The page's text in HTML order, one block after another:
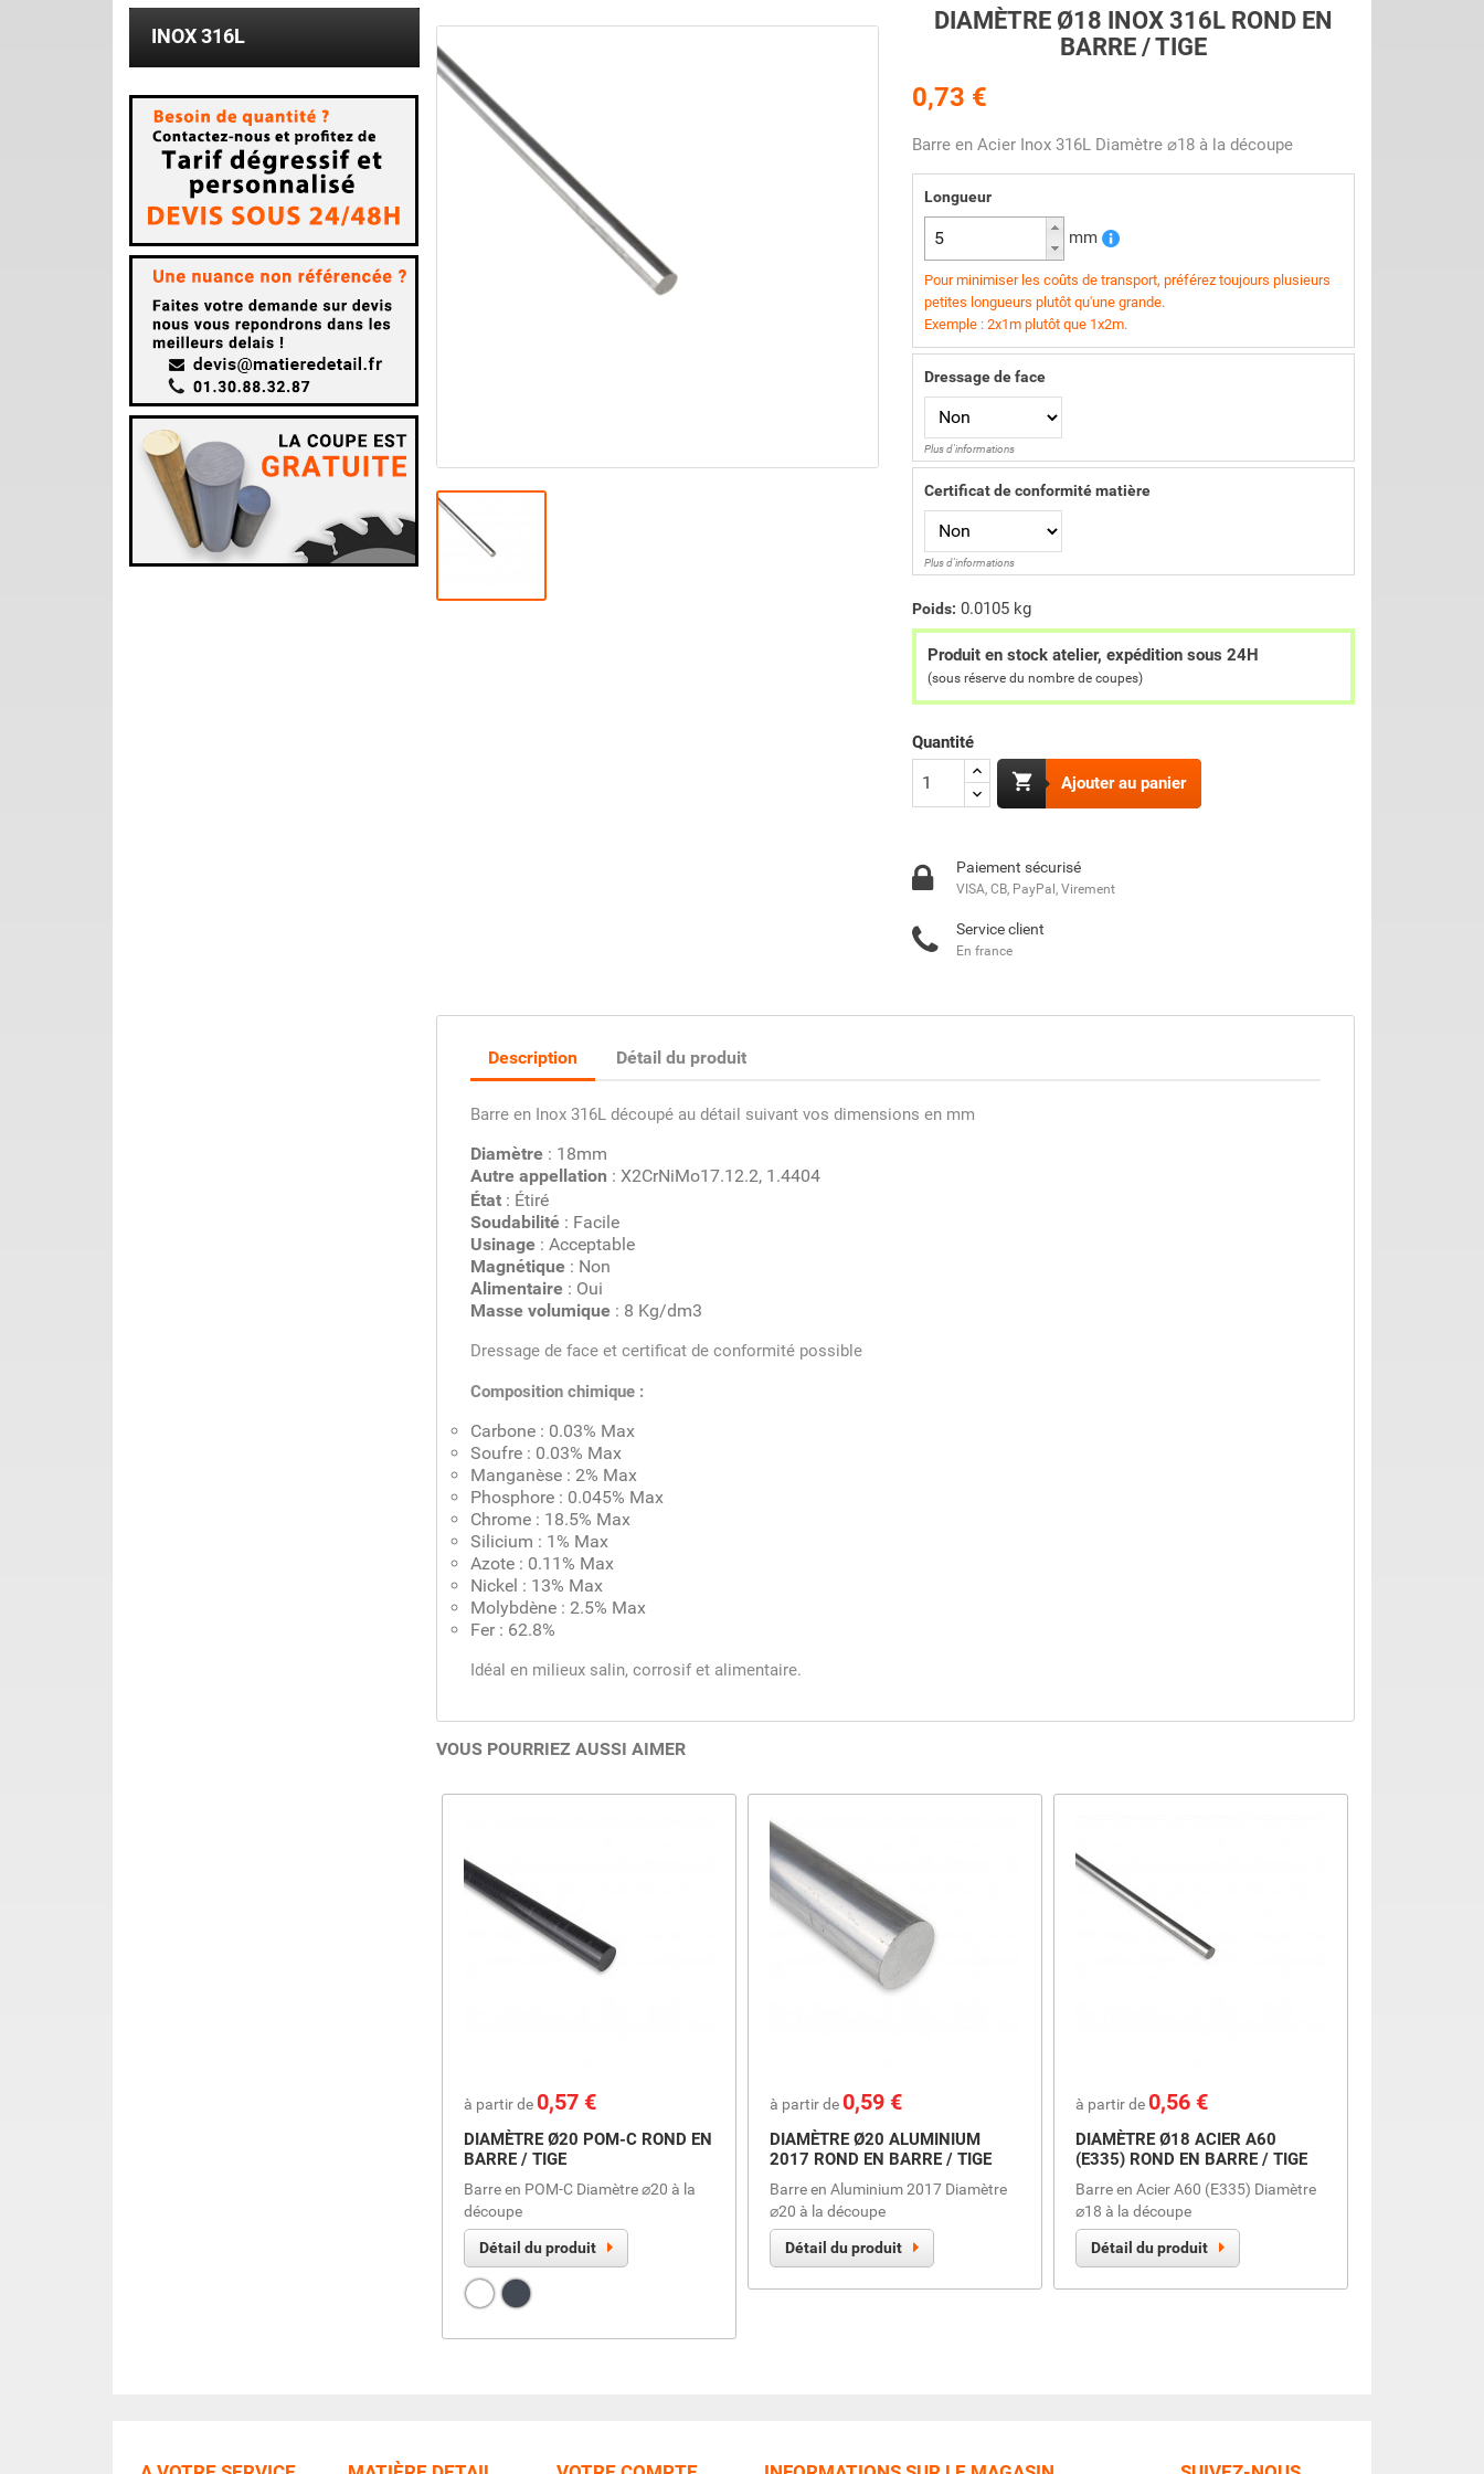
INOX 316L
DIAMÈTRE Ø18 INOX 316L ROND EN
BARRE / TIGE
0,73 €
Barre en Acier Inox 316L Diamètre ⌀18 à la découpe
Longueur
mm
Pour minimiser les coûts de transport, préférez toujours plusieurs
petites longueurs plutôt qu'une grande.
Exemple : 2x1m plutôt que 1x2m.
Dressage de face
Plus d'informations
Certificat de conformité matière
Plus d'informations
Poids: 0.0105 kg
Produit en stock atelier, expédition sous 24H
(sous réserve du nombre de coupes)
Quantité
 Ajouter au panier
Paiement sécurisé
VISA, CB, PayPal, Virement
Service client
En france
Description Détail du produit
Barre en Inox 316L découpé au détail suivant vos dimensions en mm
Diamètre: 18mm
Autre appellation : X2CrNiMo17.12.2, 1.4404
État: Étiré
Soudabilité : Facile
Usinage: Acceptable
Magnétique: Non
Alimentaire: Oui
Masse volumique: 8 Kg/dm3
Dressage de face et certificat de conformité possible
Composition chimique :
Carbone : 0.03% Max
Soufre : 0.03% Max
Manganèse : 2% Max
Phosphore : 0.045% Max
Chrome : 18.5% Max
Silicium : 1% Max
Azote : 0.11% Max
Nickel : 13% Max
Molybdène : 2.5% Max
Fer : 62.8%
Idéal en milieux salin, corrosif et alimentaire.
VOUS POURRIEZ AUSSI AIMER
à partir de Prix
0,57 €
DIAMÈTRE Ø20 POM-C ROND EN
BARRE / TIGE
Barre en POM-C Diamètre ⌀20 à la
découpe
Détail du produit
BlancNoir
à partir de Prix
0,59 €
DIAMÈTRE Ø20 ALUMINIUM
2017 ROND EN BARRE / TIGE
Barre en Aluminium 2017 Diamètre
⌀20 à la découpe
Détail du produit
à partir de Prix
0,56 €
DIAMÈTRE Ø18 ACIER A60
(E335) ROND EN BARRE / TIGE
Barre en Acier A60 (E335) Diamètre
⌀18 à la découpe
Détail du produit